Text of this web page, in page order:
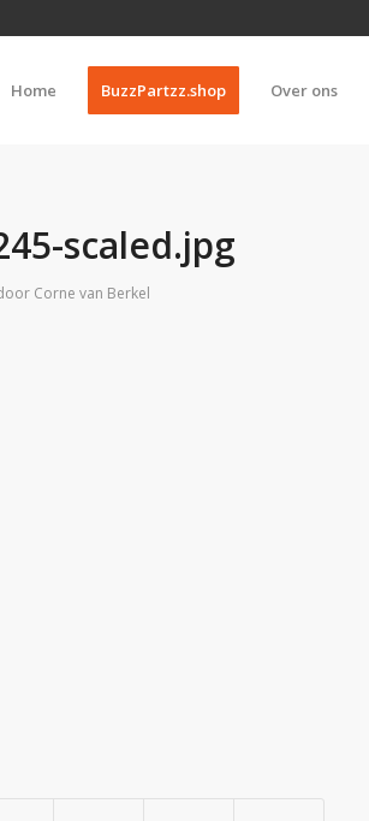
Home BuzzPartzz.shop Over ons
scaled.jpg
Corne van Berkel